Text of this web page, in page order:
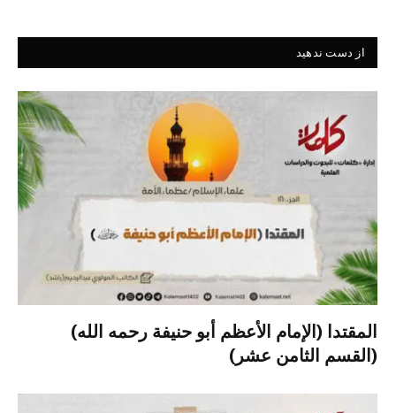
از دست ندهید
المقتدا (الإمام الأعظم أبو حنيفة رحمه الله)
(القسم الثامن عشر)